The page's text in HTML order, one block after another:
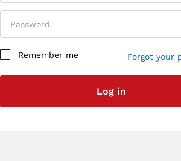
Remember me Forgot your
Log in